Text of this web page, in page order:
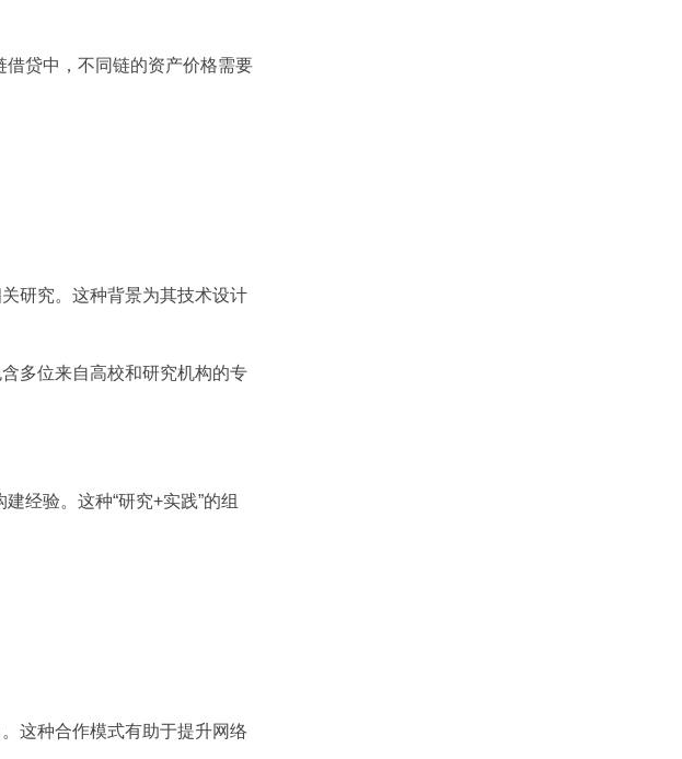
贷中，不同链的资产价格需要
研究。这种背景为其技术设计
多位来自高校和研究机构的专
经验。这种“研究+实践”的组
这种合作模式有助于提升网络